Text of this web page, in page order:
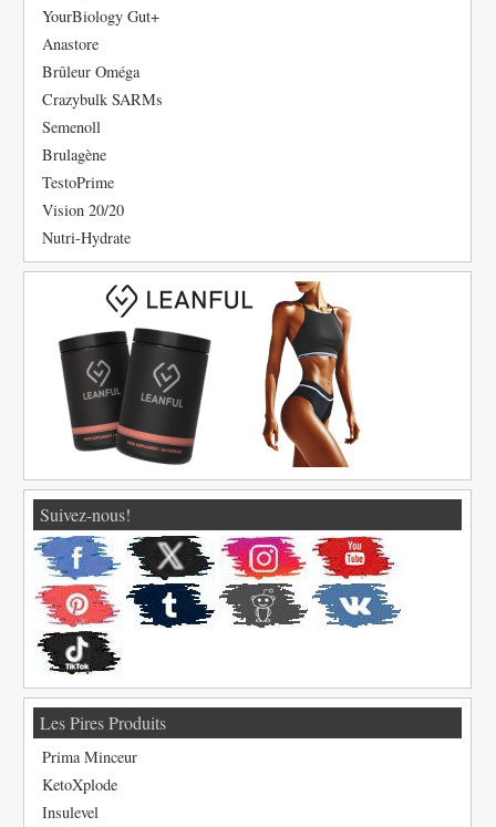
YourBiology Gut+
Anastore
Brûleur Oméga
Crazybulk SARMs
Semenoll
Brulagène
TestoPrime
Vision 20/20
Nutri-Hydrate
Suivez-nous!
Les Pires Produits
Prima Minceur
KetoXplode
Insulevel